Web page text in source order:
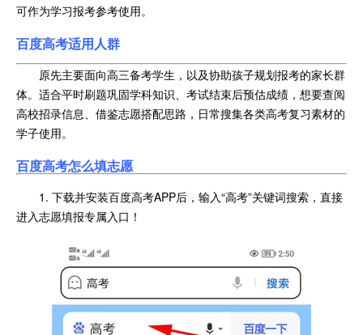
可作为学习报考参考使用。
百度高考适用人群
原先主要面向高三备考学生，以及协助孩子规划报考的家长群
体。适合平时刷题巩固学科知识、考试结束后预估成绩，想要查阅
高校招录信息、借鉴志愿搭配思路，日常搜集各类高考复习素材的
学子使用。
百度高考怎么填志愿
1. 下载并安装百度高考APP后，输入“高考”关键词搜索，直接
进入志愿填报专属入口！